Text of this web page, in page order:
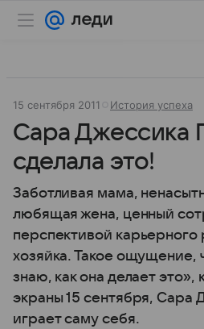
15 сентября 2011 История успеха
Сара Джессика
сделала это!
Заботливая мама,
любящая жена, ценный
перспективой карьерного
хозяйка. Такое ощущение,
знаю, как она делает это»,
экраны 15 сентября, Сара
играет саму себя.